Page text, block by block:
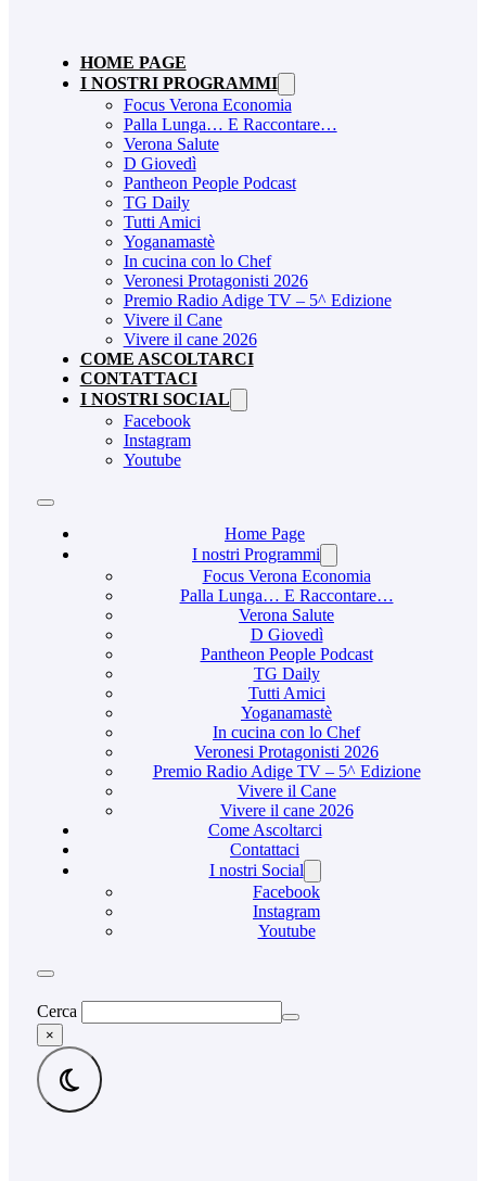
HOME PAGE
I NOSTRI PROGRAMMI
Focus Verona Economia
Palla Lunga… E Raccontare…
Verona Salute
D Giovedì
Pantheon People Podcast
TG Daily
Tutti Amici
Yoganamastè
In cucina con lo Chef
Veronesi Protagonisti 2026
Premio Radio Adige TV – 5^ Edizione
Vivere il Cane
Vivere il cane 2026
COME ASCOLTARCI
CONTATTACI
I NOSTRI SOCIAL
Facebook
Instagram
Youtube
Home Page
I nostri Programmi
Focus Verona Economia
Palla Lunga… E Raccontare…
Verona Salute
D Giovedì
Pantheon People Podcast
TG Daily
Tutti Amici
Yoganamastè
In cucina con lo Chef
Veronesi Protagonisti 2026
Premio Radio Adige TV – 5^ Edizione
Vivere il Cane
Vivere il cane 2026
Come Ascoltarci
Contattaci
I nostri Social
Facebook
Instagram
Youtube
Cerca
×